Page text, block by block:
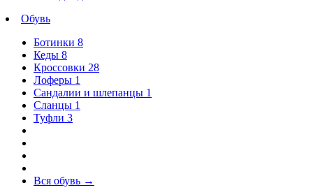
Обувь
Ботинки 8
Кеды 8
Кроссовки 28
Лоферы 1
Сандалии и шлепанцы 1
Сланцы 1
Туфли 3
Вся обувь →